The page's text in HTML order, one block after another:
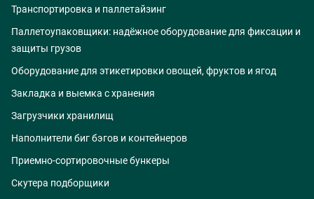
Транспортировка и паллетайзинг
Паллетоупаковщики: надёжное оборудование для фиксации и
защиты грузов
Оборудование для этикетировки овощей, фруктов и ягод
Закладка и выемка с хранения
Загрузчики хранилищ
Наполнители биг бэгов и контейнеров
Приемно-сортировочные бункеры
Скутера подборщики